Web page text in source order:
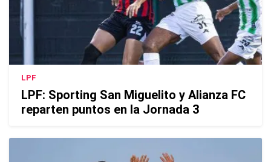
LPF
LPF: Sporting San Miguelito y Alianza FC
reparten puntos en la Jornada 3